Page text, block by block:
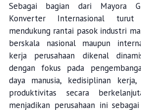
Sebagai bagian dari Mayora
Konverter Internasional
mendukung rantai pasok industri
berskala nasional maupun
kerja perusahaan dikenal
dengan fokus pada
daya manusia, kedisiplinan
produktivitas secara
menjadikan perusahaan ini